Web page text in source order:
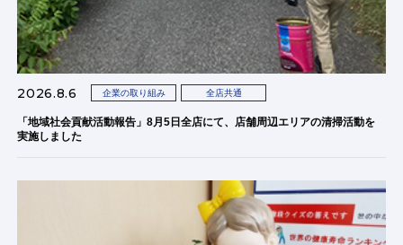
2026.8.6 企業の取り組み 全店共通
「地域社会貢献活動報告」8月5日全店にて、店舗周辺エリアの清掃活動を
実施しました